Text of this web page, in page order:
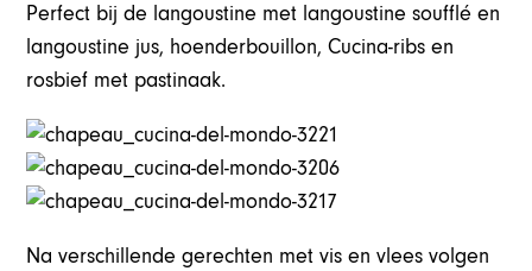
Perfect bij de langoustine met langoustine soufflé en
langoustine jus, hoenderbouillon, Cucina-ribs en
rosbief met pastinaak.
Na verschillende gerechten met vis en vlees volgen